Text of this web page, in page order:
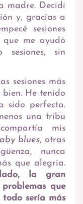
madre. Decidí
y, gracias a
sesiones
me ayudó
sesiones, sin
sesiones más
He tenido
sido perfecta.
una tribu
mis
blues, otras
nunca
que alegría.
la gran
que
sería más